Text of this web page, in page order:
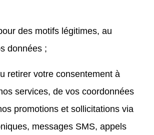
des motifs légitimes, au
données ;
retirer votre consentement à
services, de vos coordonnées
promotions et sollicitations via
messages SMS, appels